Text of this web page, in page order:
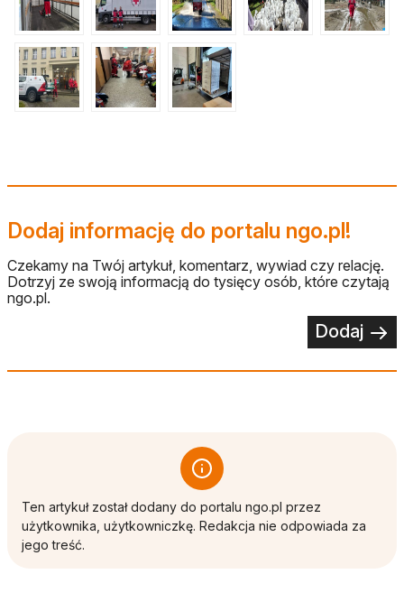
Dodaj informację do portalu ngo.pl!
Czekamy na Twój artykuł, komentarz, wywiad czy relację.
Dotrzyj ze swoją informacją do tysięcy osób, które czytają
ngo.pl.
Dodaj
Ten artykuł został dodany do portalu ngo.pl przez
użytkownika, użytkowniczkę. Redakcja nie odpowiada za
jego treść.